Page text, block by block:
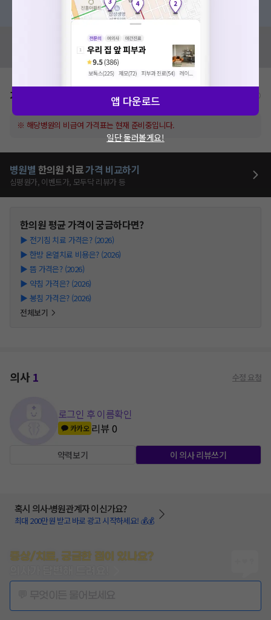
혹시 잘못된 병원정보가 있나요?
모두닥 팀에 알려주세요!
가격표
※ 해당병원의 비급여 가격표는 현재 준비중입니다.
병원별 한의원 치료가격 비교하기
심평원가, 이벤트가, 모두닥 리뷰가 등
한의원평균 가격이 궁금하다면?
▶ 전기침 치료 가격은? (2026)
▶ 한방 온열치료 비용은? (2026)
▶ 뜸 가격은? (2026)
▶ 약침 가격은? (2026)
▶ 봉침 가격은? (2026)
전체보기
의사1 수정 요청
로그인 후 이름확인
카카오 리뷰0
약력보기 이 의사 리뷰쓰기
혹시 의사·병원관계자 이신가요?
최대 200만원 받고 바로 광고 시작하세요! 💰💰
증상/치료, 궁금한 점이 있나요?
앱 다운로드
일단 둘러볼게요!